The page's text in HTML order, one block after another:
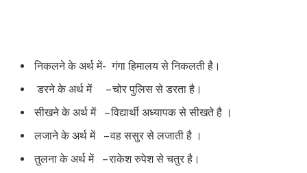
निकलने के अर्थ में- गंगा हिमालय से निकलती है।
डरने के अर्थ में – चोर पुलिस से डरता है।
सीखने के अर्थ में – विद्यार्थी अध्यापक से सीखते है ।
लजाने के अर्थ में – वह ससुर से लजाती है ।
तुलना के अर्थ में – राकेश रुपेश से चतुर है।